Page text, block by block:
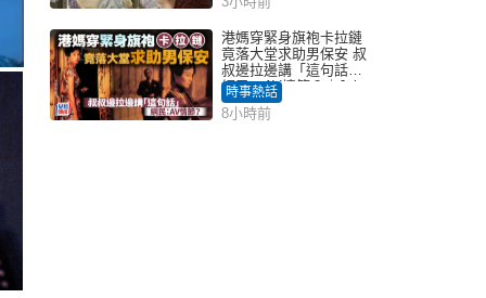
港媽穿緊身旗袍卡拉鏈
竟落大堂求助男保安 叔
叔邊拉邊講「這句話」
網民：AV情節？｜Juicy
叮
時事熱話
8小時前